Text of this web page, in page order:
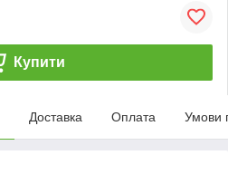
Купити
Доставка Оплата Умови